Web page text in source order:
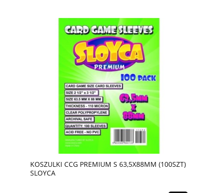
KOSZULKI CCG PREMIUM S 63,5X88MM (100SZT)
SLOYCA